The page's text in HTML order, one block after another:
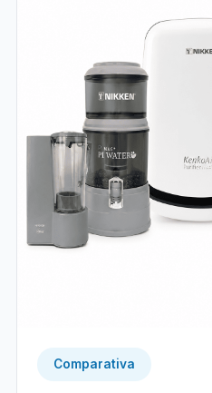
Comparativa